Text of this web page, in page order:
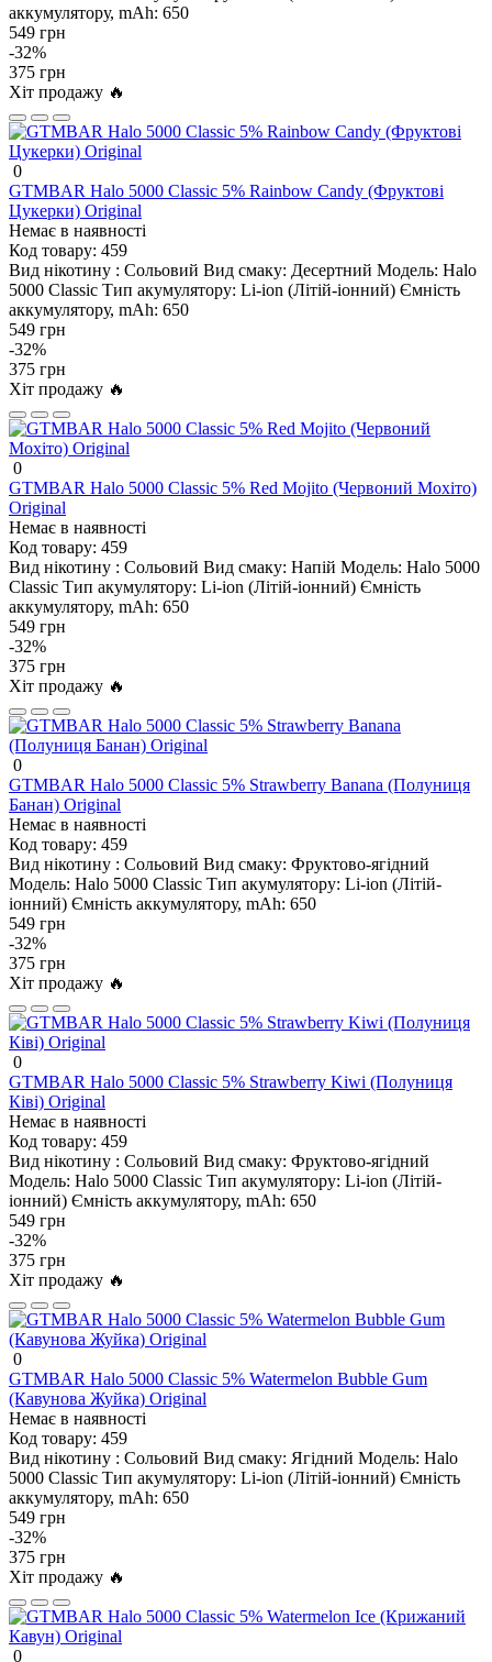
аккумулятору, mAh: 650
549 грн
-32%
375 грн
Хіт продажу 🔥
0
GTMBAR Halo 5000 Classic 5% Rainbow Candy (Фруктові
Цукерки) Original
Немає в наявності
Код товару: 459
Вид нікотину : Сольовий Вид смаку: Десертний Модель: Halo
5000 Classic Тип акумулятору: Li-ion (Літій-іонний) Ємність
аккумулятору, mAh: 650
549 грн
-32%
375 грн
Хіт продажу 🔥
0
GTMBAR Halo 5000 Classic 5% Red Mojito (Червоний Мохіто)
Original
Немає в наявності
Код товару: 459
Вид нікотину : Сольовий Вид смаку: Напій Модель: Halo 5000
Classic Тип акумулятору: Li-ion (Літій-іонний) Ємність
аккумулятору, mAh: 650
549 грн
-32%
375 грн
Хіт продажу 🔥
0
GTMBAR Halo 5000 Classic 5% Strawberry Banana (Полуниця
Банан) Original
Немає в наявності
Код товару: 459
Вид нікотину : Сольовий Вид смаку: Фруктово-ягідний
Модель: Halo 5000 Classic Тип акумулятору: Li-ion (Літій-
іонний) Ємність аккумулятору, mAh: 650
549 грн
-32%
375 грн
Хіт продажу 🔥
0
GTMBAR Halo 5000 Classic 5% Strawberry Kiwi (Полуниця
Ківі) Original
Немає в наявності
Код товару: 459
Вид нікотину : Сольовий Вид смаку: Фруктово-ягідний
Модель: Halo 5000 Classic Тип акумулятору: Li-ion (Літій-
іонний) Ємність аккумулятору, mAh: 650
549 грн
-32%
375 грн
Хіт продажу 🔥
0
GTMBAR Halo 5000 Classic 5% Watermelon Bubble Gum
(Кавунова Жуйка) Original
Немає в наявності
Код товару: 459
Вид нікотину : Сольовий Вид смаку: Ягідний Модель: Halo
5000 Classic Тип акумулятору: Li-ion (Літій-іонний) Ємність
аккумулятору, mAh: 650
549 грн
-32%
375 грн
Хіт продажу 🔥
0